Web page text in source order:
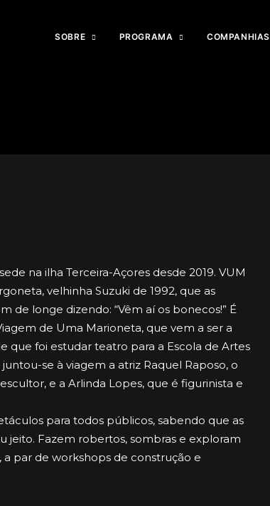
SOBRE PROGRAMA COMPANHIAS
na ilha Terceira-Açores desde 2019. VUM
velhinha Suzuki de 1992, que as
de longe dizendo: “Vêm aí os bonecos!” É
de Uma Marioneta, que vem a ser a
que foi estudar teatro para a Escola de Artes
se à viagem a atriz Raquel Raposo, o
e a Arlinda Lopes, que é figurinista e
para todos públicos, sabendo que as
jeito. Fazem robertos, sombras e exploram
par de workshops de construção e